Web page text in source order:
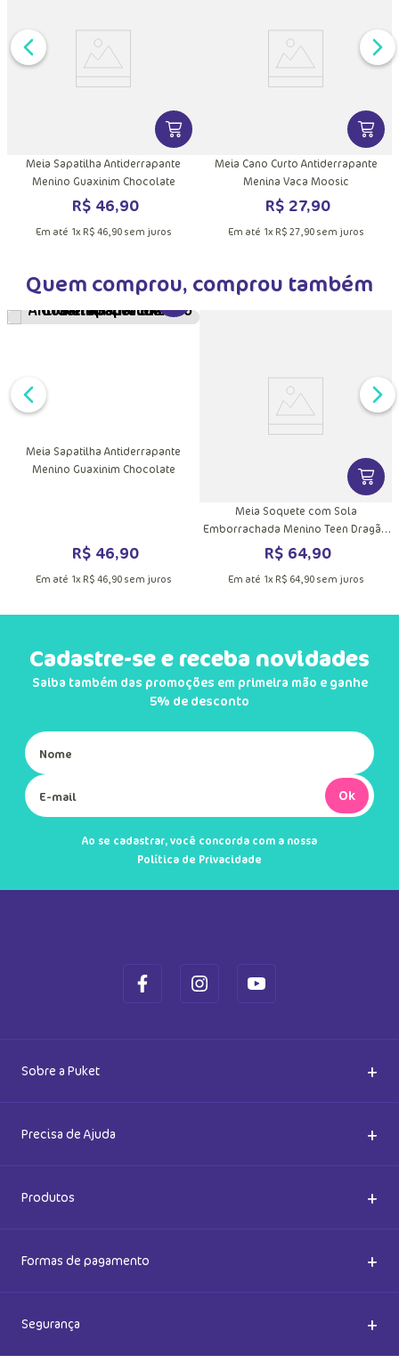
INFORMAÇÕES DO PRODUTOVER MAIS INFORMAÇÕES DO
Meia Sapatilha Antiderrapante
Menino Guaxinim Chocolate
R$ 46,90
Em até 1x R$ 46,90sem juros
VER
Meia Cano Curto Antiderrapante
Menina Vaca Moosic
R$ 27,90
Em até 1x R$ 27,90sem juros
Quem comprou, comprou também
Meia Sapatilha Antiderrapante
Menino Guaxinim Chocolate
R$ 46,90
Em até 1x R$ 46, 90sem juros
VER
Meia Soquete com Sola
Emborrachada Menino Teen Dragão
Camping
R$ 64,90
Em até 1x R$ 64,90sem juros
Cadastre-se e receba novidades
Saiba também das promoções em primeira mão e ganhe
5% de desconto
Ok
Ao se cadastrar, você concorda com a nossa
Política de Privacidade
Sobre a Puket +
Quem somos
Meias do Bem
Seja um Franqueado
Precisa de Ajuda +
Dúvidas Frequentes
Como comprar
Produtos +
Acessórios
Meias
Formas de pagamento +
Segurança +